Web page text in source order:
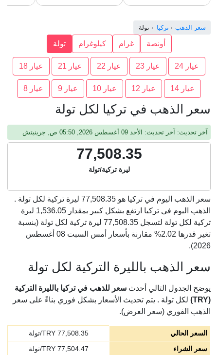
سعر الذهب تركيا تولة
أونصة غرام كيلوغرام تولة
عيار 24 عيار 23 عيار 22 عيار 21 عيار 18
عيار 14 عيار 12 عيار 10 عيار 9 عيار 8
سعر الذهب في تركيا لكل تولة
آخر تحديث: آخر تحديث: الأحد 09 أغسطس 2026, 05:50 ص, جرينيتش
77,508.35
ليرة تركية/تولة
سعر الذهب اليوم في تركيا هو 77,508.35 ليرة تركية لكل تولة .
الذهب اليوم في تركيا ارتفع بشكل كبير بمقدار 1,536.05 ليرة
تركية لكل تولة لتسجل 77,508.35 ليرة تركية لكل تولة (بنسبة
تغير قدرها 2.02% مقارنة بأسعار أمس السبت 08 أغسطس
2026).
سعر الذهب بالليرة التركية لكل تولة
يوضح الجدول التالي أحدث سعر للذهب في تركيا بالليرة التركية
(TRY)
لكل تولة . يتم تحديث الأسعار بشكل فوري بناءً على سعر
الذهب الفوري (سعر العرض).
السعر الحالي 77,508.35 TRY/تولة
سعر الشراء
77,504.47 TRY/تولة